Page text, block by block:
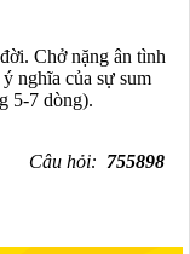
Chở nặng ân tình
nghĩa của sự sum
5-7 dòng).
Câu hỏi: 755898